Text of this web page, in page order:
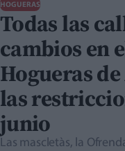
HOGUERAS
Todas las
cambios en
Hogueras
las
junio
Las mascletàs, la